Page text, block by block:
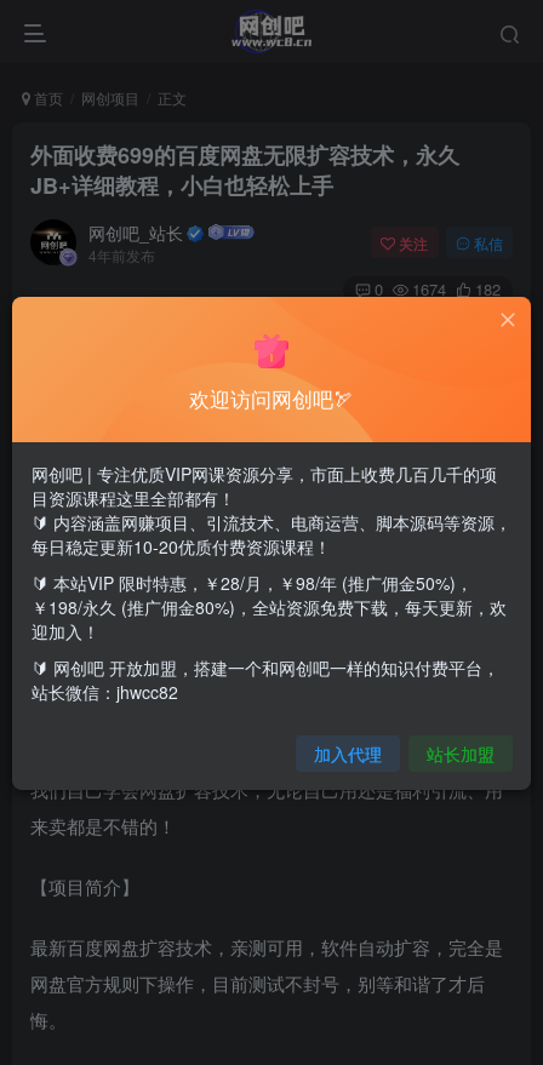
首页 网创项目 正文
外面收费699的百度网盘无限扩容技术，永久
JB+详细教程，小白也轻松上手
网创吧_站长
4年前发布
关注 私信
0 1674 182
【项目背景】亲测可用，亲测可用，刚刚才测试过的
包含整个扩容教程、扩容软件！！教程里面都有！！请先看
教程！
用，官方扩容1T/248/年，其他帮别人网盘扩容的至少70+ 那
我们自己学会网盘扩容技术，无论自己用还是福利引流、用
来卖都是不错的！
【项目简介】
最新百度网盘扩容技术，亲测可用，软件自动扩容，完全是
网盘官方规则下操作，目前测试不封号，别等和谐了才后
悔。
欢迎访问网创吧🏹
网创吧 | 专注优质VIP网课资源分享，市面上收费几百几千的项
目资源课程这里全部都有！
🔰 内容涵盖网赚项目、引流技术、电商运营、脚本源码等资源，
每日稳定更新10-20优质付费资源课程！
🔰 本站VIP 限时特惠，￥28/月，￥98/年 (推广佣金50%)，
￥198/永久 (推广佣金80%)，全站资源免费下载，每天更新，欢
迎加入！
🔰 网创吧 开放加盟，搭建一个和网创吧一样的知识付费平台，
站长微信：jhwcc82
加入代理 站长加盟